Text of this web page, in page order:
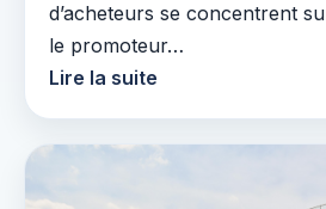
d’acheteurs se concentrent
le promoteur…
Lire la suite